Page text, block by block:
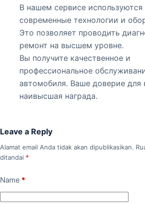
В нашем сервисе используются
современные технологии и
Это позволяет проводить
ремонт на высшем уровне.
Вы получите качественное и
профессиональное
автомобиля. Ваше доверие
наивысшая награда.
Leave a Reply
Alamat email Anda tidak akan dipublikasikan.
ditandai *
Name *